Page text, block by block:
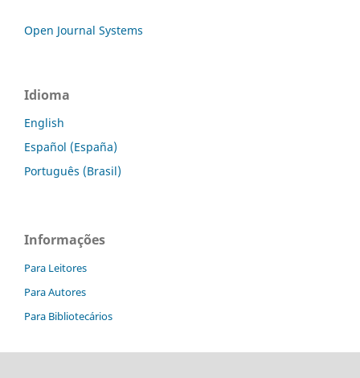
Open Journal Systems
Idioma
English
Español (España)
Português (Brasil)
Informações
Para Leitores
Para Autores
Para Bibliotecários